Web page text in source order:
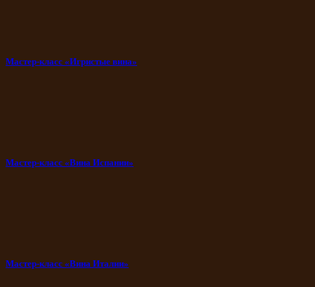
Мастер-класс «Игристые вина»
Мастер-класс «Вина Испании»
Мастер-класс «Вина Италии»